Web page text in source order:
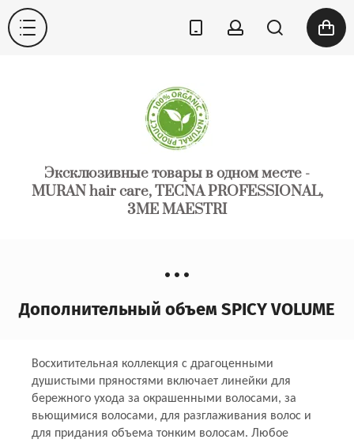
Эксклюзивные товары в одном месте -
MURAN hair care, TECNA PROFESSIONAL,
3ME MAESTRI
Дополнительный объем SPICY VOLUME
Восхитительная коллекция с драгоценными
душистыми пряностями включает линейки для
бережного ухода за окрашенными волосами, за
вьющимися волосами, для разглаживания волос и
для придания объема тонким волосам. Любое